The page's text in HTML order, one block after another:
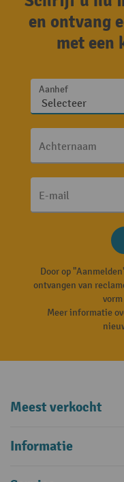
en ontvang
met een
Aanhef
Achternaam
E-mail
Door op
ontvangen van
Meer informatie
Meest verkocht
Informatie